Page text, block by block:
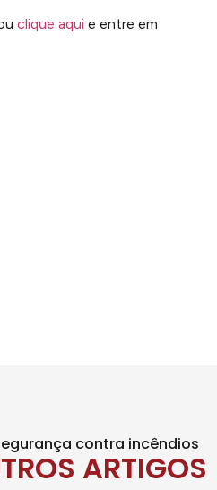
clique aqui e entre em
contra incêndios
ARTIGOS